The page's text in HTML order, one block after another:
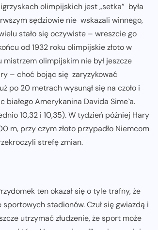
olimpijskich jest „setka” była
sędziowie nie wskazali winnego,
stało się oczywiste – wreszcie go
od 1932 roku olimpijskie złoto w
mistrzem olimpijskim nie był jeszcze
– choć bojąc się zaryzykować
po 20 metrach wysunął się na czoło i
białego Amerykanina Davida Sime`a.
10,32 i 10,35). W tydzień później Hary
m, przy czym złoto przypadło Niemcom
strefę zmian.
ten okazał się o tyle trafny, że
sportowych stadionów. Czuł się gwiazdą i
utrzymać złudzenie, że sport może